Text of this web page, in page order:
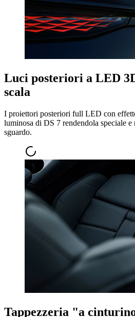
Luci posteriori a LED
scala
I proiettori posteriori full LED con
luminosa di DS 7 rendendola speciale
sguardo.
Tappezzeria "a